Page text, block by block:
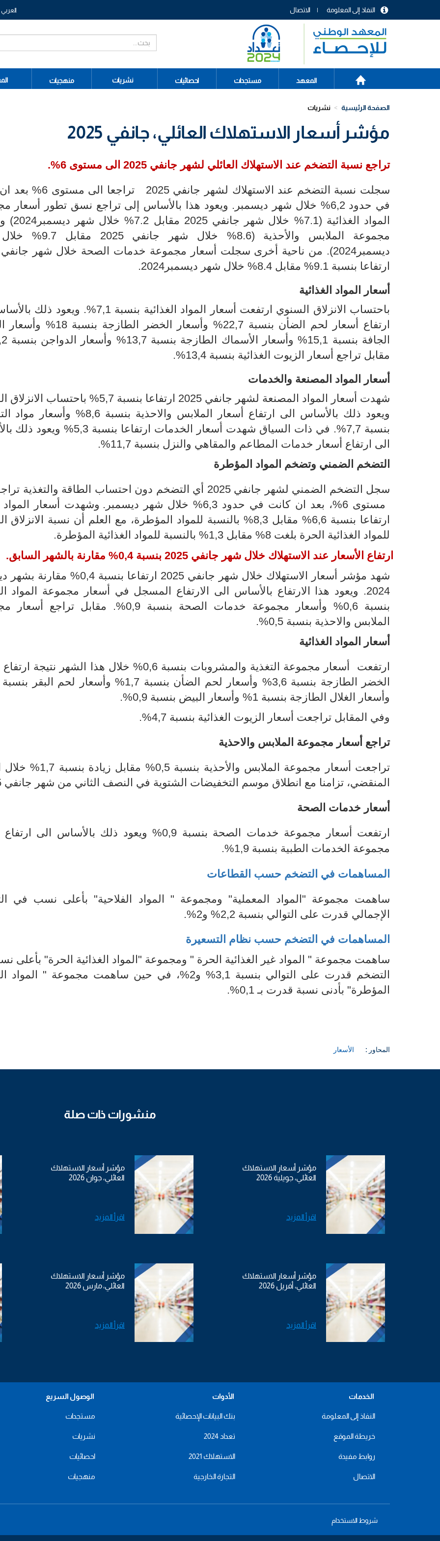
menu
header
الاتصال النفاذ إلى المعلومة العربي
Main
navigation
الرئيسية
المعهد مستجدات احصائيات نشريات منهجيات
الصفحة الرئيسية نشريات
مؤشر أسعار الاستهلاك العائلي، جانفي 2025
تراجع نسبة التضخم عند الاستهلاك العائلي لشهر جانفي 2025 الى مستوى 6%.
سجلت نسبة التضخم عند الاستهلاك لشهر جانفي
في حدود 6,2% خلال شهر ديسمبر. ويعود هذا بالأساس إلى تراجع نسق تطور أسعار
المواد الغذائية (7.1%
مجموعة الملابس والأحذية (8.6% خلال شهر
ارتفاعا بنسبة 9.1% مقابل 8.4% خلال شهر ديسمبر2024.
أسعار
المواد الغذائية
باحتساب الانزلاق السنوي ارتفعت أسعار المواد الغذائية بنسبة 7,1%. ويعود ذلك بالأساس إلى
ارتفاع أسعار
لحم الضأن بنسبة 22,7% وأسعار الخضر الطازجة
الجافة بنسبة 15,1% وأسعار الأسماك
الطازجة
مقابل تراجع أسعار الزيوت الغذائية بنسبة 13,4%.
أسعار المواد المصنعة والخدمات
شهدت أسعار المواد المصنعة لشهر جانفي 2025 ارتفاعا بنسبة
5,7% باحتساب الانزلاق
ويعود ذلك بالأساس الى ارتفاع أسعار الملابس والاحذية بنسبة
بنسبة 7,7%. في ذات السياق شهدت أسعار الخدمات ارتفاعا
الى ارتفاع أسعار خدمات المطاعم والمقاهي والنزل بنسبة 11,7%.
التضخم الضمني وتضخم المواد المؤطرة
سجل التضخم الضمني لشهر جانفي 2025 أي التضخم دون احتساب الطاقة والتغذية
مستوى6
%، بعد ان كانت في حدود 6,3% خلال شهر ديسمبر . وشهدت أسعار المواد
ارتفاعا بنسبة 6,6% مقابل 8,3
%بالنسبة للمواد المؤطرة، مع العلم أن نسبة الانزلاق
للمواد الغذائية الحرة بلغت 8% مقابل 1,3% بالنسبة للمواد الغذائية المؤطرة
.
ارتفاع الأسعار عند الاستهلاك خلال شهر جانفي 2025 بنسبة 0,4% مقارنة بالشهر السابق
.
شهد مؤشر أسعار الاستهلاك خلال شهر جانفي
2025 ارتفاعا بنسبة 0,4% مقارنة
2024.
ويعود هذا الارتفاع بالأساس الى الارتفاع المسجل في أسعار مجموعة المواد
بنسبة 0,6% وأسعار مجموعة خدمات الصحة بنسبة 0,9%.
مقابل تراجع أسعار
الملابس والاحذية بنسبة 0,5%.
أسعار المواد الغذائية
ارتفعت أسعار مجموعة التغذية والمشروبات بنسبة 0,6% خلال هذا الشهر
نتيجة
وأسعار الغلال الطازجة بنسبة 1% وأسعار البيض بنسبة 0,9%
.
وفي المقابل تراجعت أسعار الزيوت الغذائية بنسبة 4,7%.
تراجع أسعار مجموعة الملابس والاحذية
تراجعت أسعار مجموعة الملابس والأحذية بنسبة 0,5%
المنقضي، تزامنا مع انطلاق موسم التخفيضات الشتوية في النصف الثاني من شهر جانفي
أسعار خدمات الصحة
ارتفعت أسعار مجموعة خدمات الصحة بنسبة 0,9% ويعود ذلك بالأساس الى
مجموعة الخدمات الطبية بنسبة 1,9%
.
المساهمات في التضخم حسب القطاعات
ساهمت مجموعة "المواد المعملية" ومجموعة " المواد الفلاحية" بأعلى نسب في
الإجمالي قدر ت على التوالي بنسبة 2,
2
% و2
%
.
المساهمات في التضخم حسب نظام التسعيرة
ساهمت مجموعة " المواد غير الغذائية الحرة " ومجموعة "المواد الغذائية الحرة" بأعلى
التضخم قدرت على التوالي بنسبة3,1% و2%، في حين ساهمت مجموعة " المواد
المؤطرة" بأدنى نسبة قدرت بـ 0,1%.
المحاور : الأسعار
منشورات ذات صلة
مؤشر أسعار الاستهلاك
العائلي، جويلية 2026
اقرأ المزيد
مؤشر أسعار الاستهلاك
العائلي، جوان 2026
اقرأ المزيد
مؤشر أسعار الاستهلاك
العائلي، أفريل 2026
اقرأ المزيد
مؤشر أسعار الاستهلاك
العائلي، مارس 2026
اقرأ المزيد
الخدمات
النفاذ إلى المعلومة
خريطة الموقع
روابط مفيدة
الاتصال
الأدوات
بنك البيانات الإحصائية
تعداد 2024
الاستهلاك 2021
التجارة الخارجية
الوصول السريع
مستجدات
نشريات
احصائيات
منهجيات
menu
شروط الاستخدام